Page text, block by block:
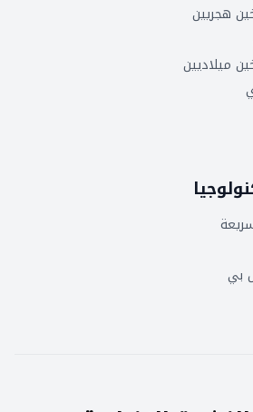
هجريين
ميلاديين